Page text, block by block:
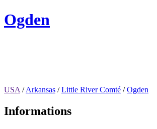
Ogden
USA /Arkansas /Little River Comté /Ogden
Informations